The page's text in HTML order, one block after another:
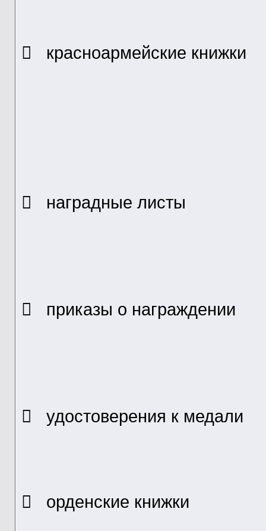
 красноармейские книжки
 наградные листы
 приказы о награждении
 удостоверения к медали
 орденские книжки